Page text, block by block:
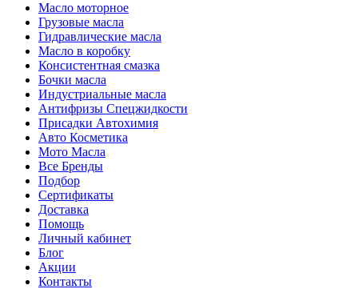
Масло моторное
Грузовые масла
Гидравлические масла
Масло в коробку
Консистентная смазка
Бочки масла
Индустриальные масла
Антифризы Спецжидкости
Присадки Автохимия
Авто Косметика
Мото Масла
Все Бренды
Подбор
Сертификаты
Доставка
Помощь
Личный кабинет
Блог
Акции
Контакты